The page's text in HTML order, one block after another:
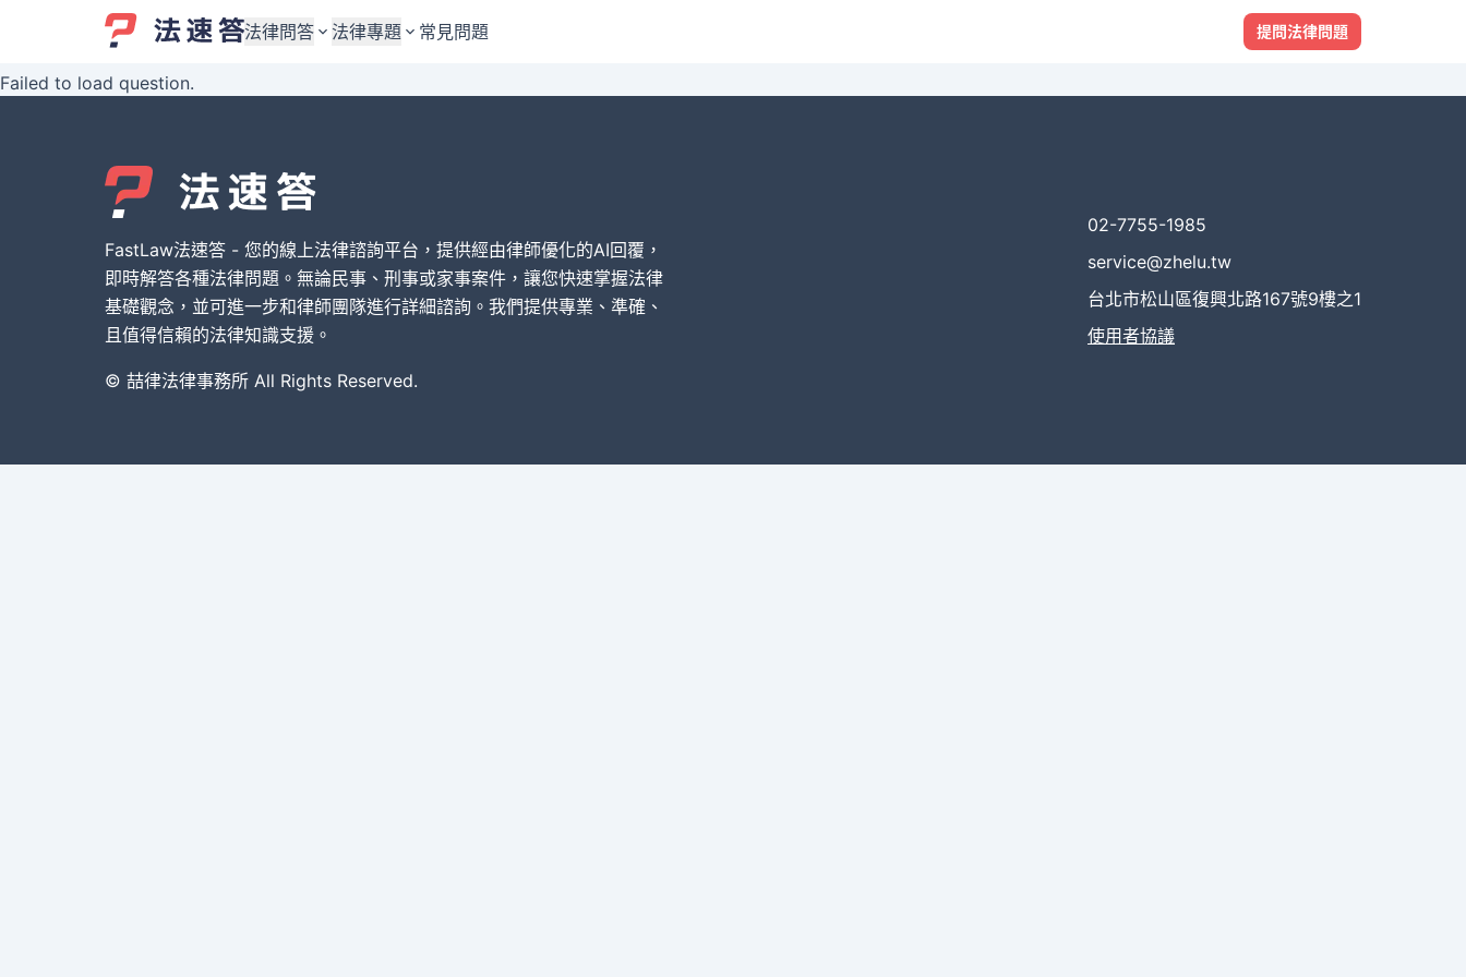
法律問答
婚姻與監護權
債務與債權
刑事犯罪案件
其他案件類型
法律專題
婚姻與監護權
債務與債權
刑事犯罪案件
其他案件類型
常見問題 提問法律問題
Failed to load question.
FastLaw法速答 - 您的線上法律諮詢平台，提供經由律師優化的AI回覆，
即時解答各種法律問題。無論民事、刑事或家事案件，讓您快速掌握法律
基礎觀念，並可進一步和律師團隊進行詳細諮詢。我們提供專業、準確、
且值得信賴的法律知識支援。
© 喆律法律事務所 All Rights Reserved.
02-7755-1985
service@zhelu.tw
台北市松山區復興北路167號9樓之1
使用者協議